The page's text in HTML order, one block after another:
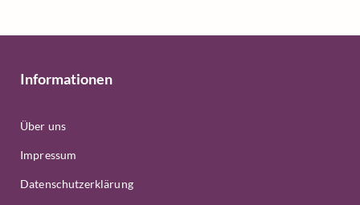
Informationen
Über uns
Impressum
Datenschutzerklärung